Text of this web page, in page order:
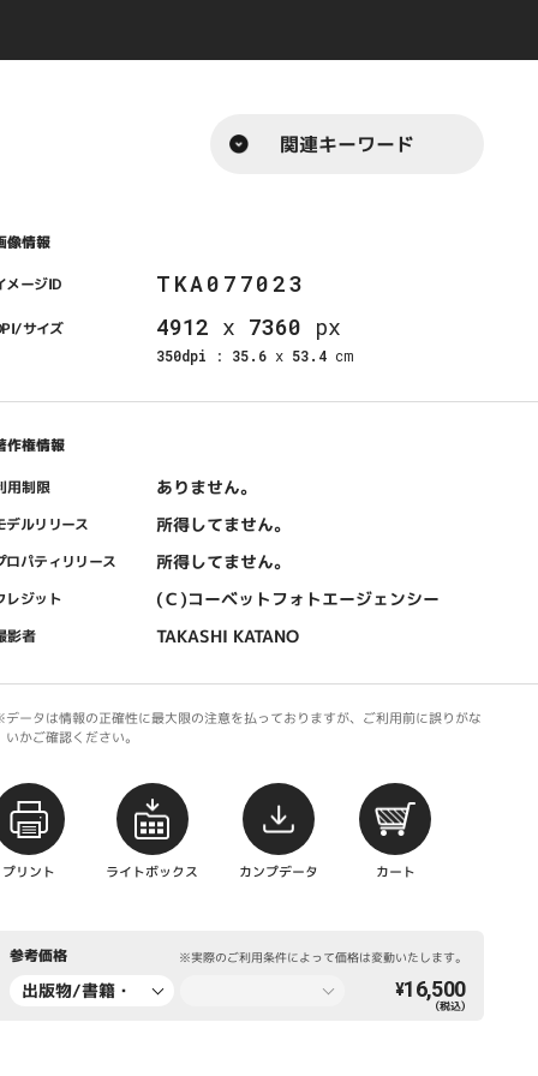
関連キーワード
像情報
メージID TKA077023
サイズ 4912 x 7360 px
350dpi : 35.6 x 53.4 cm
作権情報
用制限 ありません。
デルリリース 所得してません。
ロパティリリース 所得してません。
レジット (Ｃ)コーベットフォトエージェンシー
影者 TAKASHI KATANO
ータは情報の正確性に最大限の注意を払っておりますが、ご利用前に誤りがな
いかご確認ください。
プリント ライトボックス カンプデータ カート
参考価格 ※実際のご利用条件によって価格は変動いたします。
出版物/書籍・
¥16,500
（税込）